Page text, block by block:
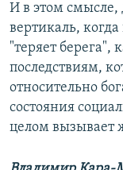
И в этом смысле,
вертикаль,
"теряет берега",
последствиям,
относительно
состояния
целом вызывает